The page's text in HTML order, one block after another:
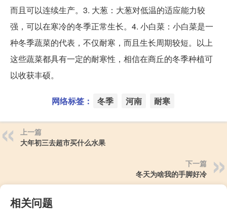
而且可以连续生产。3. 大葱：大葱对低温的适应能力较
强，可以在寒冷的冬季正常生长。4. 小白菜：小白菜是一
种冬季蔬菜的代表，不仅耐寒，而且生长周期较短。以上
这些蔬菜都具有一定的耐寒性，相信在商丘的冬季种植可
以收获丰硕。
网络标签： 冬季 河南 耐寒
上一篇
大年初三去超市买什么水果
下一篇
冬天为啥我的手脚好冷
相关问题